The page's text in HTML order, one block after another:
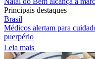
Principais destaques
Brasil
Médicos alertam para
puerpério
Leia mais